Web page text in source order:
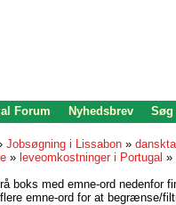
Forum Nyhedsbrev Søg
Jobsøgning i Lissabon »
» leveomkostninger i Portugal »
boks med emne-ord nedenfor
emne-ord for at begrænse/